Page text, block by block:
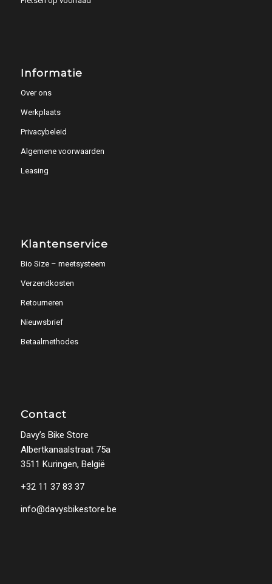
Informatie
Over ons
Werkplaats
Privacybeleid
Algemene voorwaarden
Leasing
Klantenservice
Bio Size – meetsysteem
Verzendkosten
Retourneren
Nieuwsbrief
Betaalmethodes
Contact
Davy’s Bike Store
Albertkanaalstraat 75a
3511 Kuringen, België
+32 11 37 83 37
info@davysbikestore.be